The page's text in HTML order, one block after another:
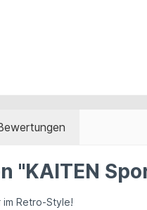
"KAITEN
im Retro-Style!